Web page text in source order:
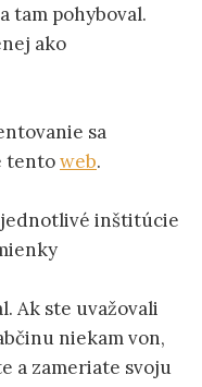
tam pohyboval.
ako
sa
tentoweb.
inštitúcie
Ak ste uvažovali
niekam von,
a zameriate svoju